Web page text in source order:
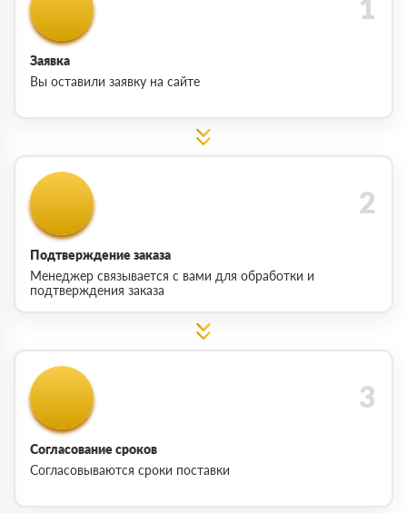
Заявка
Вы оставили заявку на сайте
Подтверждение заказа
Менеджер связывается с вами для обработки и
подтверждения заказа
Согласование сроков
Согласовываются сроки поставки